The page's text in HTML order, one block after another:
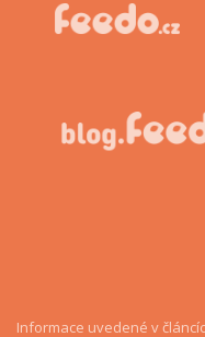
Informace uvedené v